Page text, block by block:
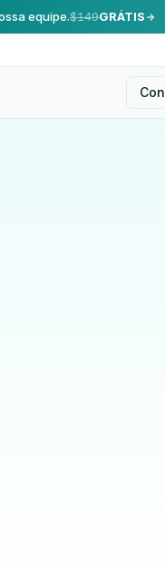
equipe.$149GRÁTIS